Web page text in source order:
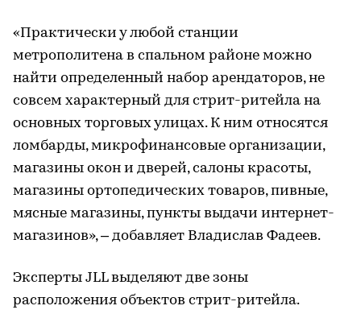
«Практически у любой станции
метрополитена в спальном районе можно
найти определенный набор арендаторов, не
совсем характерный для стрит-ритейла на
основных торговых улицах. К ним относятся
ломбарды, микрофинансовые организации,
магазины окон и дверей, салоны красоты,
магазины ортопедических товаров, пивные,
мясные магазины, пункты выдачи интернет-
магазинов», – добавляет Владислав Фадеев.
Эксперты JLL выделяют две зоны
расположения объектов стрит-ритейла.